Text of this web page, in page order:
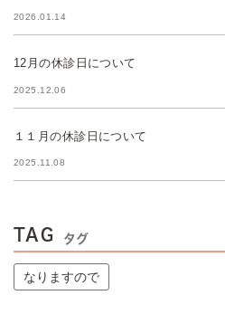
2026.01.14
12月の休診日について
2025.12.06
１１月の休診日について
2025.11.08
TAG タグ
なりますので